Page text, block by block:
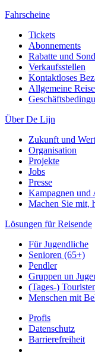
Fahrscheine
Tickets
Abonnements
Rabatte und
Verkaufsstellen
Kontaktloses
Allgemeine
Über De Lijn
Zukunft und
Organisation
Projekte
Jobs
Presse
Kampagnen und
Machen Sie mit,
Lösungen für Reisende
Für Jugendliche
Senioren (65+)
Pendler
Gruppen un
(Tages-)
Menschen mit
Profis
Datenschutz
Barrierefreiheit